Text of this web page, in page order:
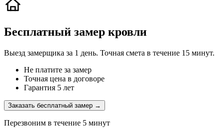
Бесплатный замер кровли
Выезд замерщика за 1 день. Точная смета в течение 15 минут.
Не платите за замер
Точная цена в договоре
Гарантия 5 лет
Заказать бесплатный замер →
Перезвоним в течение 5 минут